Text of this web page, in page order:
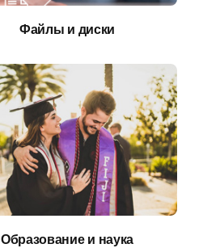
Файлы и диски
Образование и наука